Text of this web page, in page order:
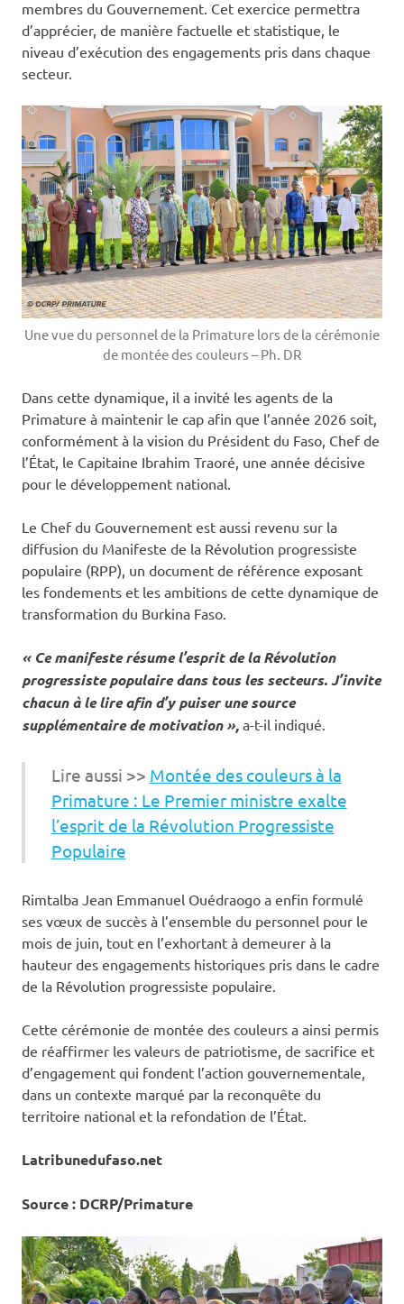
membres du Gouvernement. Cet exercice permettra
d’apprécier, de manière factuelle et statistique, le
niveau d’exécution des engagements pris dans chaque
secteur.
Une vue du personnel de la Primature lors de la cérémonie
de montée des couleurs – Ph. DR
‎Dans cette dynamique, il a invité les agents de la
Primature à maintenir le cap afin que l’année 2026 soit,
conformément à la vision du Président du Faso, Chef de
l’État, le Capitaine Ibrahim Traoré, une année décisive
pour le développement national.
‎Le Chef du Gouvernement est aussi revenu sur la
diffusion du Manifeste de la Révolution progressiste
populaire (RPP), un document de référence exposant
les fondements et les ambitions de cette dynamique de
transformation du Burkina Faso.
« Ce manifeste résume l’esprit de la Révolution
progressiste populaire dans tous les secteurs. J’invite
chacun à le lire afin d’y puiser une source
supplémentaire de motivation », a-t-il indiqué.
Lire aussi >> Montée des couleurs à la
Primature : Le Premier ministre exalte
l’esprit de la Révolution Progressiste
Populaire
‎Rimtalba Jean Emmanuel Ouédraogo a enfin formulé
ses vœux de succès à l’ensemble du personnel pour le
mois de juin, tout en l’exhortant à demeurer à la
hauteur des engagements historiques pris dans le cadre
de la Révolution progressiste populaire.
‎Cette cérémonie de montée des couleurs a ainsi permis
de réaffirmer les valeurs de patriotisme, de sacrifice et
d’engagement qui fondent l’action gouvernementale,
dans un contexte marqué par la reconquête du
territoire national et la refondation de l’État.
Latribunedufaso.net
Source : DCRP/Primature